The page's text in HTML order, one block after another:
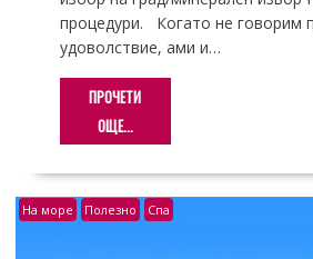
процедури. Когато не говорим
удоволствие, ами и…
ПРОЧЕТИ
ОЩЕ...
На море Полезно Спа